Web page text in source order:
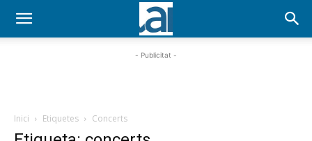
- Publicitat -
Inici Etiquetes Concerts